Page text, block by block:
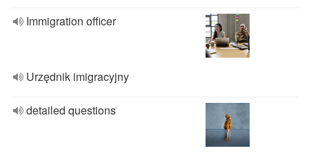
Immigration officer
Urzędnik imigracyjny
detailed questions